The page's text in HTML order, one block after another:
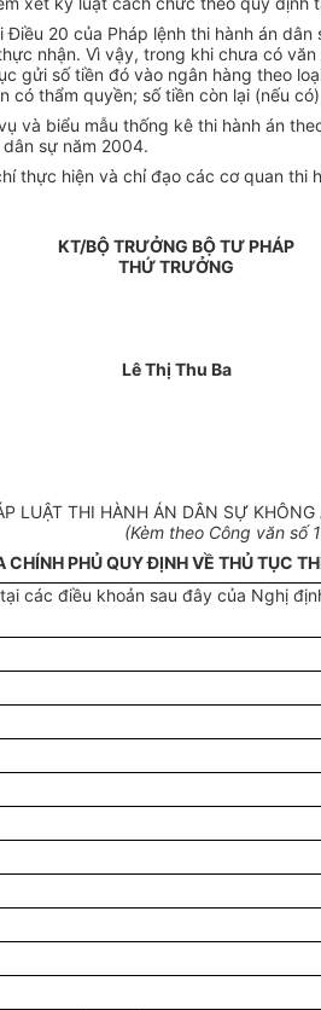
20 của Pháp lệnh thi hành án
nhận. Vì vậy, trong khi chưa có
gửi số tiền đó vào ngân hàng theo
có thẩm quyền; số tiền còn lại (nếu
và biểu mẫu thống kê thi hành án
sự năm 2004.
thực hiện và chỉ đạo các cơ quan thi
KT/BỘ TRƯỞNG BỘ TƯ PHÁP
THỨ TRƯỞNG
Lê Thị Thu Ba
LUẬT THI HÀNH ÁN DÂN SỰ
(Kèm theo Công văn số
PHỦ QUY ĐỊNH VỀ THỦ TỤC
các điều khoản sau đây của Nghị